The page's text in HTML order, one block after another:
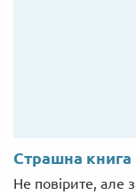
Страшна
Не повірите, але